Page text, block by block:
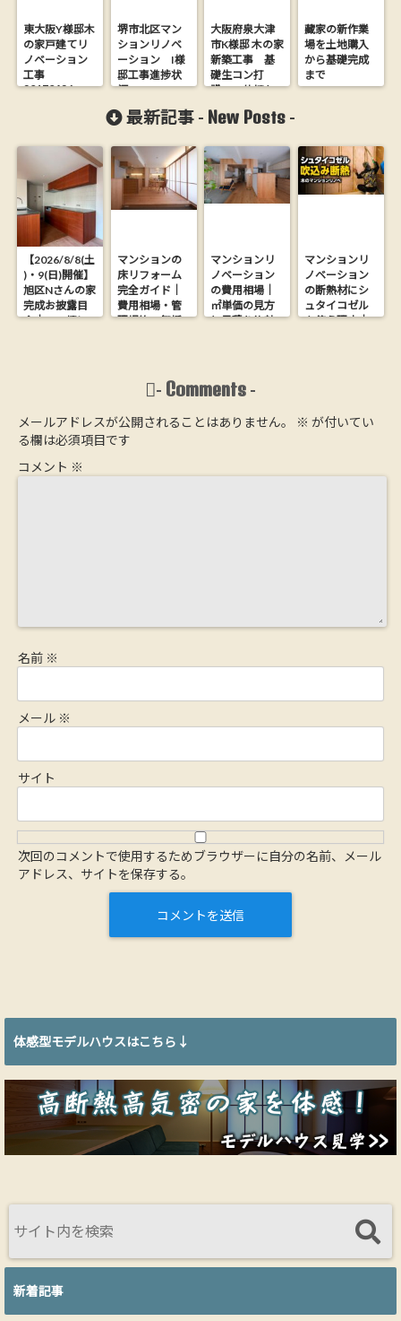
東大阪Y様邸木
の家戸建てリ
ノベーション
工事
20170426
堺市北区マン
ションリノベ
ーション I様
邸工事進捗状
況2
大阪府泉大津
市K様邸 木の家
新築工事 基
礎生コン打
設 一体打ち
藏家の新作業
場を土地購入
から基礎完成
まで
最新記事 - New Posts -
【2026/8/8(土
)・9(日)開催】
旭区Nさんの家
完成お披露目
会｜26.9坪に
マンションの
床リフォーム
完全ガイド｜
費用相場・管
理規約・無垢
マンションリ
ノベーション
の費用相場｜
㎡単価の見方
と見積り比較
マンションリ
ノベーション
の断熱材にシ
ュタイコゼル
を使う理由｜
- Comments -
メールアドレスが公開されることはありません。 ※ が付いてい
る欄は必須項目です
コメント ※
名前 ※
メール ※
サイト
次回のコメントで使用するためブラウザーに自分の名前、メール
アドレス、サイトを保存する。
体感型モデルハウスはこちら↓
新着記事